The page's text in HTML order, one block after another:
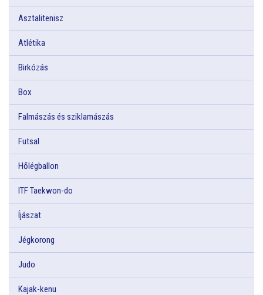
Asztalitenisz
Atlétika
Birkózás
Box
Falmászás és sziklamászás
Futsal
Hőlégballon
ITF Taekwon-do
Íjászat
Jégkorong
Judo
Kajak-kenu